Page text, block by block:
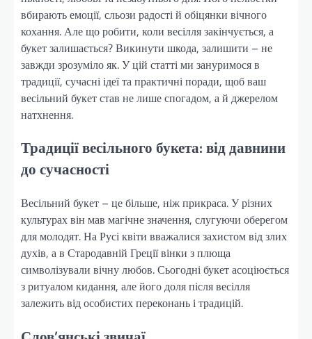
вбирають емоції, сльози радості й обіцянки вічного
кохання. Але що робити, коли весілля закінчується, а
букет залишається? Викинути шкода, залишити – не
завжди зрозуміло як. У цій статті ми зануримося в
традиції, сучасні ідеї та практичні поради, щоб ваш
весільний букет став не лише спогадом, а й джерелом
натхнення.
Традиції весільного букета: від давнини
до сучасності
Весільний букет – це більше, ніж прикраса. У різних
культурах він мав магічне значення, слугуючи оберегом
для молодят. На Русі квіти вважалися захистом від злих
духів, а в Стародавній Греції вінки з плюща
символізували вічну любов. Сьогодні букет асоціюється
з ритуалом кидання, але його доля після весілля
залежить від особистих переконань і традицій.